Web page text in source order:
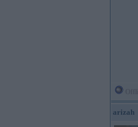
arizah